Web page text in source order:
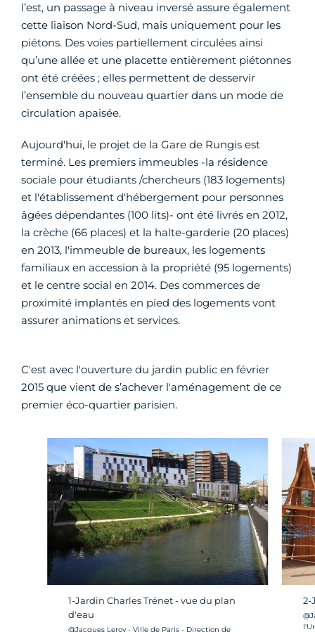
l’est, un passage à niveau inversé assure également
cette liaison Nord-Sud, mais uniquement pour les
piétons. Des voies partiellement circulées ainsi
qu’une allée et une placette entièrement piétonnes
ont été créées ; elles permettent de desservir
l’ensemble du nouveau quartier dans un mode de
circulation apaisée.
Aujourd'hui, le projet de la Gare de Rungis est
terminé. Les premiers immeubles -la résidence
sociale pour étudiants /chercheurs (183 logements)
et l'établissement d'hébergement pour personnes
âgées dépendantes (100 lits)- ont été livrés en 2012,
la crèche (66 places) et la halte-garderie (20 places)
en 2013, l'immeuble de bureaux, les logements
familiaux en accession à la propriété (95 logements)
et le centre social en 2014. Des commerces de
proximité implantés en pied des logements vont
assurer animations et services.
C'est avec l'ouverture du jardin public en février
2015 que vient de s’achever l'aménagement de ce
premier éco-quartier parisien.
1-Jardin Charles Trénet - vue du plan
d'eau
Crédit photo :
@Jacques Leroy - Ville de Paris - Direction de
2-